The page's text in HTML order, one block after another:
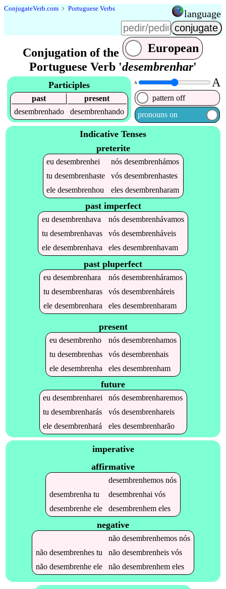
ConjugateVerb.com ﹥ Portuguese Verbs language
Conjugation of the
European
Portuguese Verb 'desembrenhar'
Participles
past
present
desembrenhado
desembrenhando
A A
pattern off
pronouns on
Indicative Tenses
preterite
eudesembrenhei nósdesembrenhámos
tudesembrenhaste vósdesembrenhastes
eledesembrenhou elesdesembrenharam
past imperfect
eu desembrenhava nós desembrenhávamos
tu desembrenhavas vós desembrenháveis
ele desembrenhava eles desembrenhavam
past pluperfect
eu desembrenhara nós desembrenháramos
tu desembrenharas vós desembrenháreis
ele desembrenhara eles desembrenharam
present
eu desembrenho nós desembrenhamos
tu desembrenhas vós desembrenhais
ele desembrenha eles desembrenham
future
eudesembrenharei nósdesembrenharemos
tudesembrenharás vósdesembrenhareis
eledesembrenhará elesdesembrenharão
imperative
affirmative
desembrenhemosnós
desembrenha tu desembrenhai vós
desembrenheele desembrenhemeles
negative
não desembrenhemosnós
não desembrenhestu não desembrenheisvós
não desembrenheele não desembrenhemeles